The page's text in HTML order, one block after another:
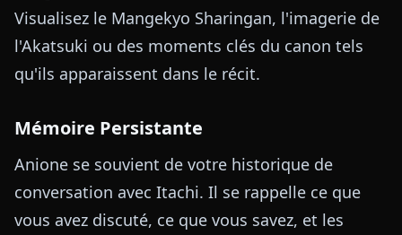
Visualisez le Mangekyo Sharingan, l'imagerie de
l'Akatsuki ou des moments clés du canon tels
qu'ils apparaissent dans le récit.
Mémoire Persistante
Anione se souvient de votre historique de
conversation avec Itachi. Il se rappelle ce que
vous avez discuté, ce que vous savez, et les